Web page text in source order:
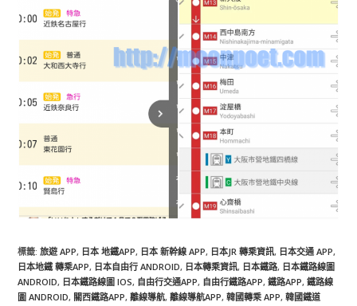
標籤:旅遊 APP, 日本 地鐵APP, 日本 新幹線 APP, 日本JR 轉乘資訊, 日本交通 APP,
日本地鐵 轉乘APP, 日本自由行 ANDROID, 日本轉乘資訊, 日本鐵路, 日本鐵路線圖
ANDROID, 日本鐵路線圖 IOS, 自由行交通APP, 自由行鐵路APP, 鐵路APP, 鐵路線
圖 ANDROID, 關西鐵路APP, 離線導航, 離線導航APP, 韓國轉乘 APP, 韓國鐵道